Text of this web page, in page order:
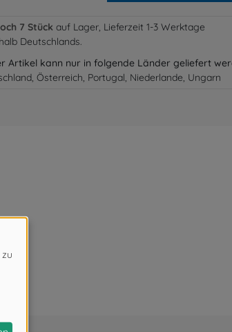
7 Stück auf Lager, Lieferzeit 1-3 Werktage
Deutschlands.
Artikel kann nur in folgende Länder geliefert
Österreich, Portugal, Niederlande, Ungarn